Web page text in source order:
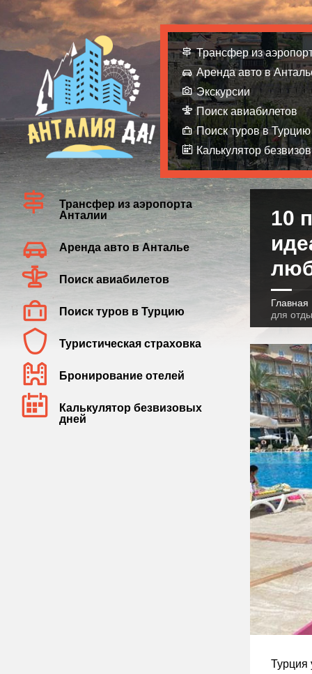
Трансфер из
Аренда авто в
Экскурсии
Поиск авиабилетов
Поиск туров в Турцию
Калькулятор
10
Главная
для
Турция
Трансфер из аэропорта
Анталии
Аренда авто в Анталье
Поиск авиабилетов
Поиск туров в Турцию
Туристическая страховка
Бронирование отелей
Калькулятор безвизовых
дней